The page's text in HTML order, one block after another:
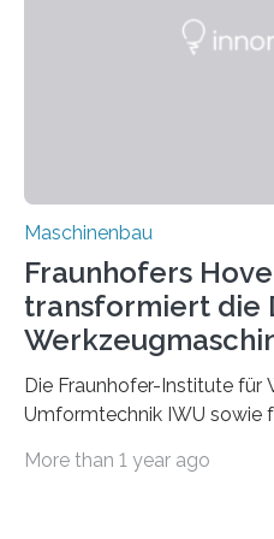
Durch den verstärkten
Maschinenbau
Fraunhofers
transformiert die
Die Fraunhofer-Institute für
Umformtechnik IWU sowie
Durchbruch in der
More than 1 year ago